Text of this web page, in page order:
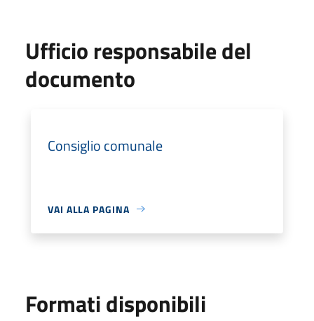
Ufficio responsabile del
documento
Consiglio comunale
VAI ALLA PAGINA
Formati disponibili